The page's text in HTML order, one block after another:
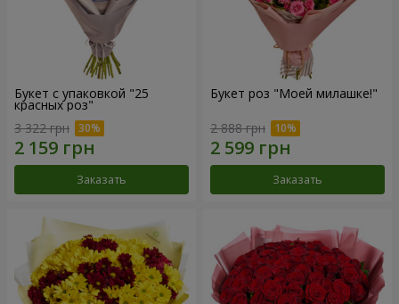
Букет с упаковкой "25
красных роз"
3 322 грн
Заказать
Букет роз "Моей милашке!"
2 888 грн
Заказать